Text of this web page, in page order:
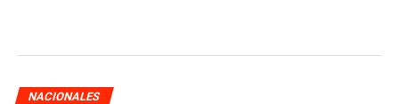
NACIONALES